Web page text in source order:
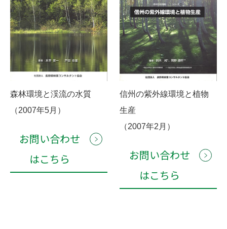
森林環境と渓流の水質
（2007年5月）
お問い合わせ
はこちら
信州の紫外線環境と植物
生産
（2007年2月）
お問い合わせ
はこちら